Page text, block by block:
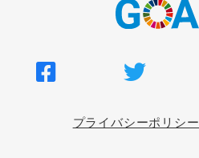
プライバシーポリシー